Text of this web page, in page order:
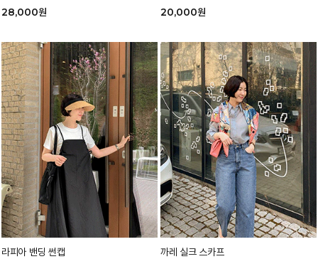
28,000원 20,000원
라피아 밴딩 썬캡 까레 실크 스카프